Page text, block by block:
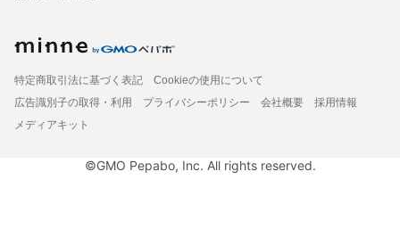
特定商取引法に基づく表記
Cookieの使用について
広告識別子の取得・利用
プライバシーポリシー 会社概要
採用情報
メディアキット
©GMO Pepabo, Inc. All rights reserved.